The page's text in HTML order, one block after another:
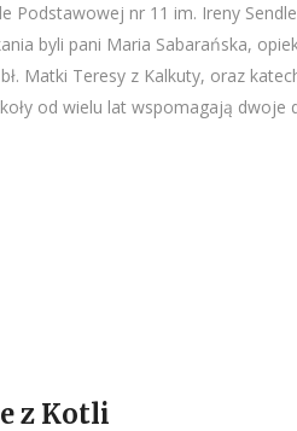
Podstawowej nr 11 im. Ireny
byli pani Maria Sabarańska,
Matki Teresy z Kalkuty, oraz
od wielu lat wspomagają dwoje
z Kotli